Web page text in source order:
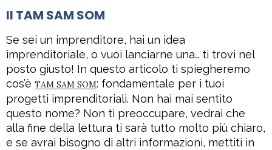
Il TAM SAM SOM
Se sei un imprenditore, hai un idea
imprenditoriale, o vuoi lanciarne una… ti trovi nel
posto giusto! In questo articolo ti spiegheremo
cos’è TAM SAM SOM: fondamentale per i tuoi
progetti imprenditoriali. Non hai mai sentito
questo nome? Non ti preoccupare, vedrai che
alla fine della lettura ti sarà tutto molto più chiaro,
e se avrai bisogno di altri informazioni, mettiti in